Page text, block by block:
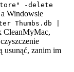
-delete
Windowsie
Thumbs.db |
CleanMyMac,
usunąć, zanim im